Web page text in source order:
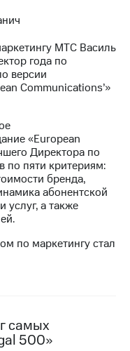
МТС Василь
года по
версии
Communications’»
«European
Директора по
по пяти критериям:
бренда,
абонентской
услуг, а также
по маркетингу стал
самых
500»